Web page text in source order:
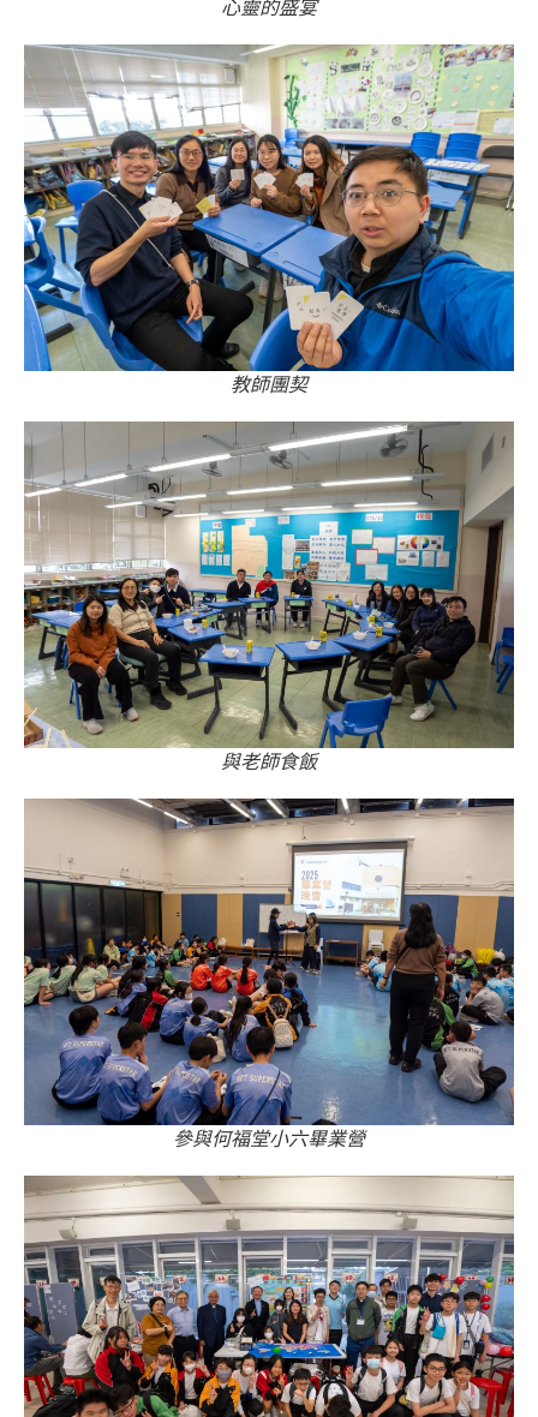
心靈的盛宴
教師團契
與老師食飯
參與何福堂小六畢業營